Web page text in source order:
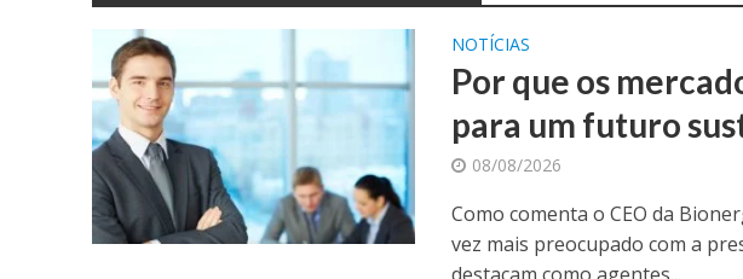
NOTÍCIAS
Por que os
para um futuro
08/08/2026
Como comenta o CEO da
vez mais preocupado com a